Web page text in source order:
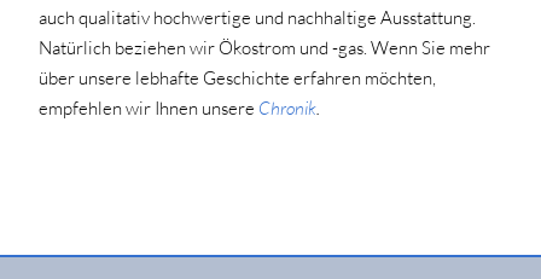
auch qualitativ hochwertige und nachhaltige Ausstattung.
Natürlich beziehen wir Ökostrom und -gas. Wenn Sie mehr
über unsere lebhafte Geschichte erfahren möchten,
empfehlen wir Ihnen unsere Chronik